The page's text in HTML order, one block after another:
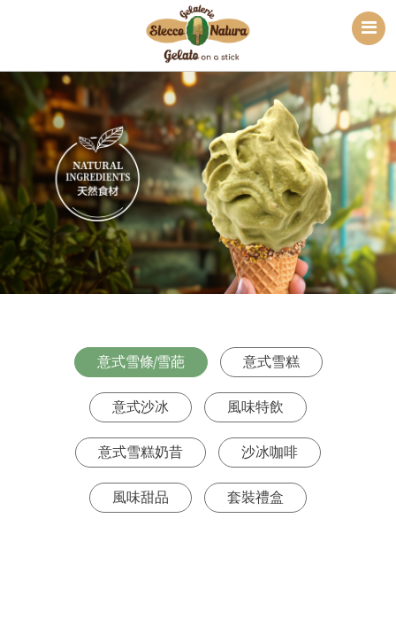
意式雪條/雪葩 意式雪糕
意式沙冰 風味特飲
意式雪糕奶昔 沙冰咖啡
風味甜品 套裝禮盒